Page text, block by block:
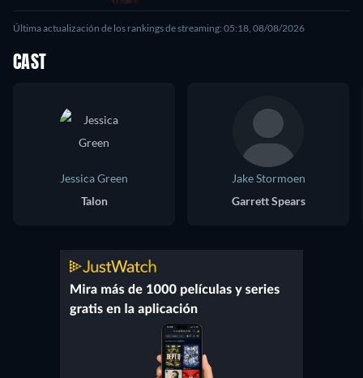
Última actualización de los rankings de streaming: 05:18, 08/08/2026
CAST
Jessica Green
Talon
Jake Stormoen
Garrett Spears